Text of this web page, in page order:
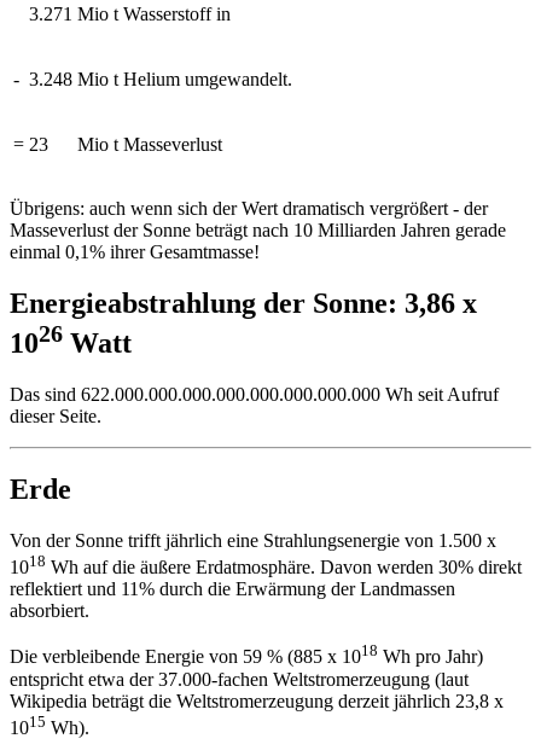
3.667 Mio t Wasserstoff in
- 3.641 Mio t Helium umgewandelt.
= 26 Mio t Masseverlust
Übrigens: auch wenn sich der Wert dramatisch vergrößert - der
Masseverlust der Sonne beträgt nach 10 Milliarden Jahren gerade
einmal 0,1% ihrer Gesamtmasse!
Energieabstrahlung der Sonne: 3,86 x
1026 Watt
Das sind 697.000.000.000.000.000.000.000.000 Wh seit Aufruf
dieser Seite.
Erde
Von der Sonne trifft jährlich eine Strahlungsenergie von 1.500 x
1018 Wh auf die äußere Erdatmosphäre. Davon werden 30% direkt
reflektiert und 11% durch die Erwärmung der Landmassen
absorbiert.
Die verbleibende Energie von 59 % (885 x 1018 Wh pro Jahr)
entspricht etwa der 37.000-fachen Weltstromerzeugung (laut
Wikipedia beträgt die Weltstromerzeugung derzeit jährlich 23,8 x
1015 Wh).